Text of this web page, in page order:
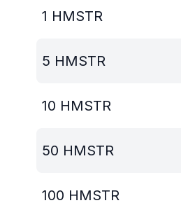
1 HMSTR
5 HMSTR
10 HMSTR
50 HMSTR
100 HMSTR